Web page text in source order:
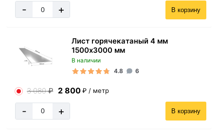
- + В корзину
Лист горячекатаный 4 мм
1500х3000 мм
В наличии
4.8
6
3 080₽ 2 800 ₽ / метр
- + В корзину